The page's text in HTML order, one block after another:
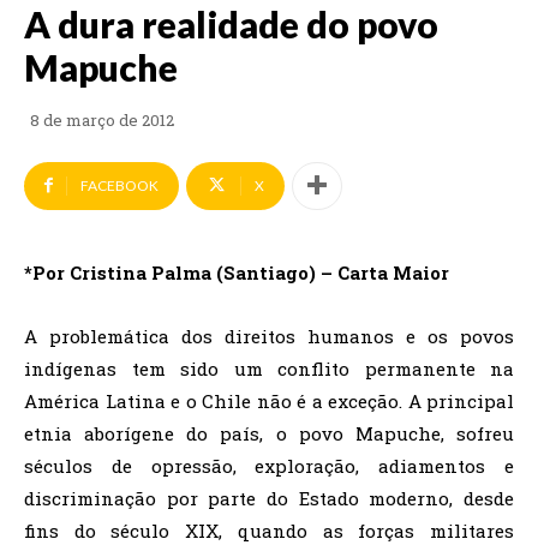
A dura realidade do povo
Mapuche
8 de março de 2012
FACEBOOK X
*Por Cristina Palma (Santiago) – Carta Maior
A problemática dos direitos humanos e os povos
indígenas tem sido um conflito permanente na
América Latina e o Chile não é a exceção. A principal
etnia aborígene do país, o povo Mapuche, sofreu
séculos de opressão, exploração, adiamentos e
discriminação por parte do Estado moderno, desde
fins do século XIX, quando as forças militares